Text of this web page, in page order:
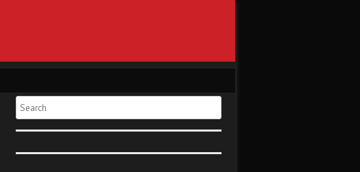
Search